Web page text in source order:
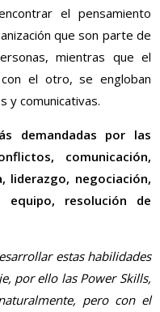
el pensamiento
que son parte de
mientras que el
el otro, se engloban
y comunicativas.
demandadas por las
comunicación,
liderazgo, negociación,
resolución de
estas habilidades
por ello las Power Skills,
pero con el